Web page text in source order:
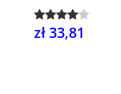
zł 33,81